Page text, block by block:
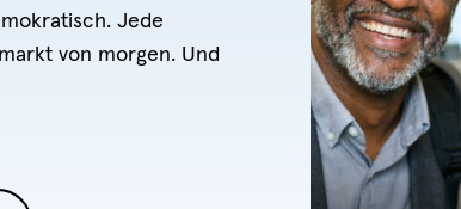
Jede
von morgen. Und